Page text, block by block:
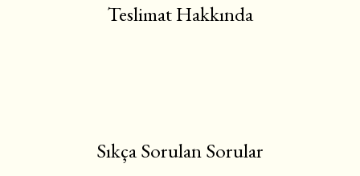
Teslimat Hakkında
Sıkça Sorulan Sorular